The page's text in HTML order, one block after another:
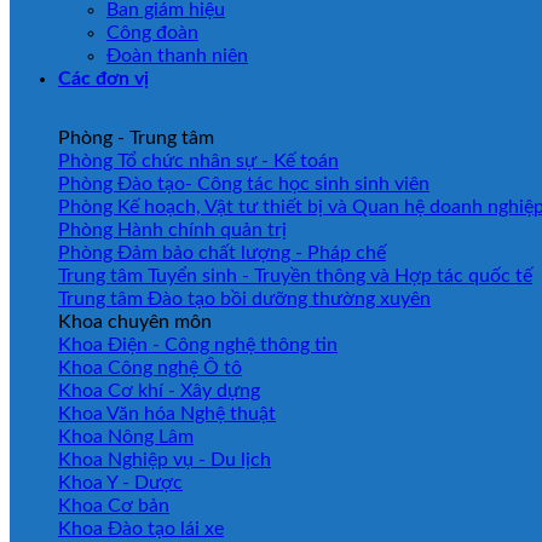
Ban giám hiệu
Công đoàn
Đoàn thanh niên
Các đơn vị
Phòng - Trung tâm
Phòng Tổ chức nhân sự - Kế toán
Phòng Đào tạo- Công tác học sinh sinh viên
Phòng Kế hoạch, Vật tư thiết bị và Quan hệ doanh
Phòng Hành chính quản trị
Phòng Đảm bảo chất lượng - Pháp chế
Trung tâm Tuyển sinh - Truyền thông và Hợp tác quốc tế
Trung tâm Đào tạo bồi dưỡng thường xuyên
Khoa chuyên môn
Khoa Điện - Công nghệ thông tin
Khoa Công nghệ Ô tô
Khoa Cơ khí - Xây dựng
Khoa Văn hóa Nghệ thuật
Khoa Nông Lâm
Khoa Nghiệp vụ - Du lịch
Khoa Y - Dược
Khoa Cơ bản
Khoa Đào tạo lái xe